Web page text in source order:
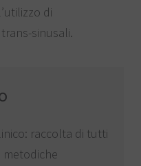
di
sinusali.
raccolta di tutti
metodiche